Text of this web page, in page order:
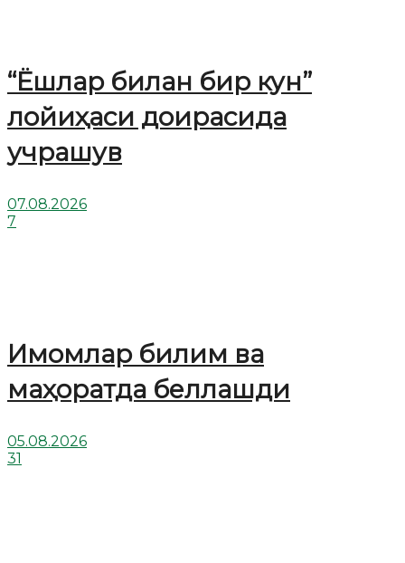
“Ёшлар билан бир кун”
лойиҳаси доирасида
учрашув
07.08.2026
7
Имомлар билим ва
маҳоратда беллашди
05.08.2026
31